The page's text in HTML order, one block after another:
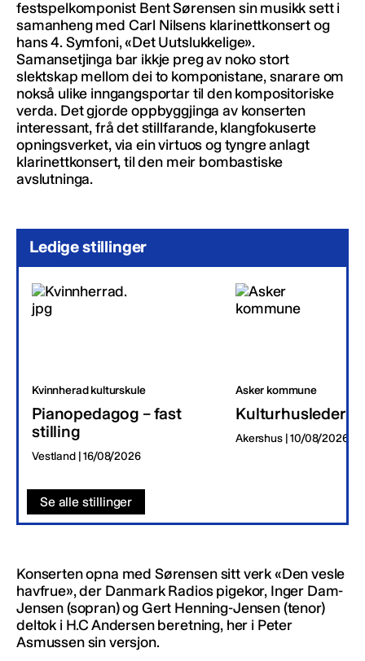
festspelkomponist Bent Sørensen sin musikk sett i
samanheng med Carl Nilsens klarinettkonsert og
hans 4. Symfoni, «Det Uutslukkelige».
Samansetjinga bar ikkje preg av noko stort
slektskap mellom dei to komponistane, snarare om
nokså ulike inngangsportar til den kompositoriske
verda. Det gjorde oppbyggjinga av konserten
interessant, frå det stillfarande, klangfokuserte
opningsverket, via ein virtuos og tyngre anlagt
klarinettkonsert, til den meir bombastiske
avslutninga.
Ledige stillinger
Kvinnherad kulturskule
Pianopedagog – fast
stilling
Vestland | 16/08/2026
Asker kommune
Kulturhusleder
Akershus | 10/08/2026
Se alle stillinger
Konserten opna med Sørensen sitt verk «Den vesle
havfrue», der Danmark Radios pigekor, Inger Dam-
Jensen (sopran) og Gert Henning-Jensen (tenor)
deltok i H.C Andersen beretning, her i Peter
Asmussen sin versjon.